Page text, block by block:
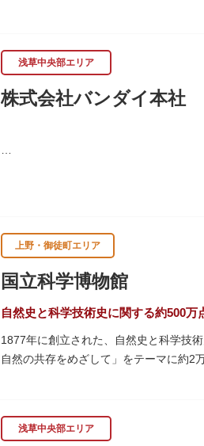
毎朝本堂で執り行われている「浴油祈
頼すると7日間毎朝祈祷していただけま
浅草中央部エリア
株式会社バンダイ本社
上野・御徒町エリア
国立科学博物館
自然史と科学技術史に関する約500万
1877年に創立された、自然史と科学技
自然の共存をめざして」をテーマに約2
の地球の100万分の1の大きさ）のドー
しています。
浅草中央部エリア